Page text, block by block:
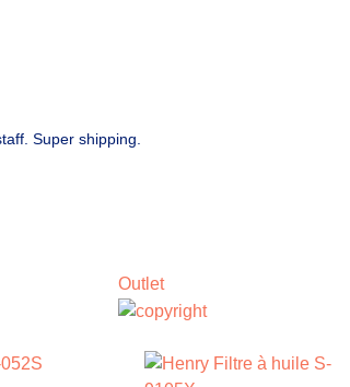
Super shipping.
Outlet